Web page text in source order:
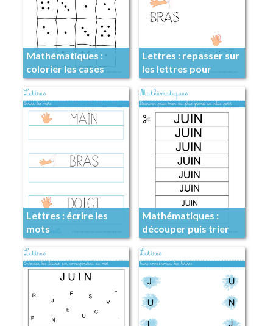
Mathématiques :
colorier les cases
avec 2 points
Lettres : repasser sur
les lettres pour
former des mots
Lettres : écrire les
mots
Mathématiques :
découper puis trier